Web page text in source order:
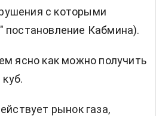
с которыми
постановление Кабмина).
ясно как можно получить
куб.
рынок газа,